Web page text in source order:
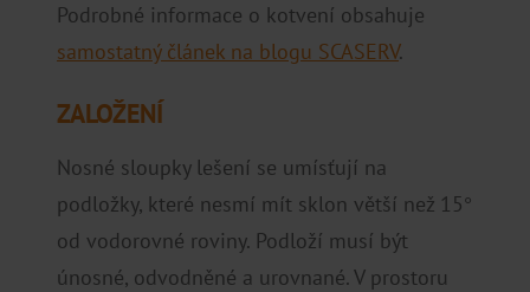
Podrobné informace o kotvení obsahuje
samostatný článek na blogu SCASERV.
ZALOŽENÍ
Nosné sloupky lešení se umísťují na
podložky, které nesmí mít sklon větší než 15°
od vodorovné roviny. Podloží musí být
únosné, odvodněné a urovnané. V prostoru